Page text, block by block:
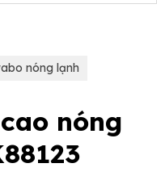
nóng lạnh
nóng